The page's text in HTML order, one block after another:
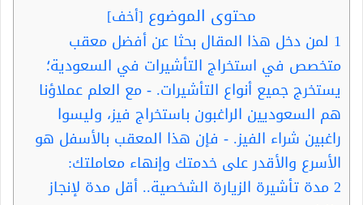
محتوى الموضوع [أخف]
1 لمن دخل هذا المقال بحثا عن أفضل معقب
متخصص في استخراج التأشيرات في السعودية؛
يستخرج جميع أنواع التأشيرات. - مع العلم عملاؤنا
هم السعوديين الراغبون باستخراج فيز، وليسوا
راغبين شراء الفيز. - فإن هذا المعقب بالأسفل هو
الأسرع والأقدر على خدمتك وإنهاء معاملتك:
2مدة تأشيرة الزيارة الشخصية.. أقل مدة لإنجاز